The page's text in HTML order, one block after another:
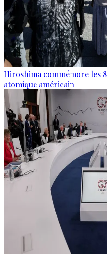
Hiroshima commémore les
atomique américain